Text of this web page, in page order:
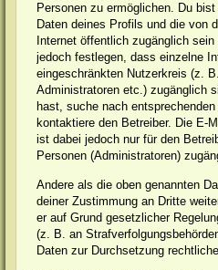
Personen zu ermöglichen. Du
Daten deines Profils und die von
Internet öffentlich zugänglich
jedoch festlegen, dass einzelne
eingeschränkten Nutzerkreis (z.
Administratoren etc.) zugänglich
hast, suche nach
kontaktiere den Betreiber. Die E-
ist dabei jedoch nur für den
Personen (Administratoren)
Andere als die oben genannten
deiner Zustimmung an Dritte
er auf Grund gesetzlicher
(z. B. an
Daten zur Durchsetzung